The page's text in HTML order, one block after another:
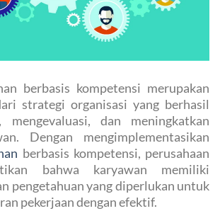
berbasis kompetensi merupakan
strategi organisasi yang berhasil
dan meningkatkan
Dengan mengimplementasikan
berbasis kompetensi, perusahaan
bahwa karyawan memiliki
pengetahuan yang diperlukan untuk
pekerjaan dengan efektif.